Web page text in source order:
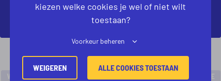
32 VAN 85 VACATURES GETOOND
VORIGE 3 VOLGENDE
kiezen welke cookies je wel of niet wilt
toestaan?
Voorkeur beheren
WEIGEREN ALLE COOKIES TOESTAAN